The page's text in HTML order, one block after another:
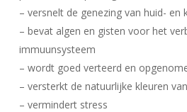
– versnelt de genezing van huid- en
– bevat algen en gisten voor het
immuunsysteem
– wordt goed verteerd en
– versterkt de natuurlijke kleuren
– vermindert stress